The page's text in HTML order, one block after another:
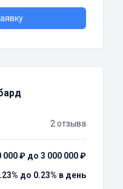
2 отзыва
000 ₽ до 3 000 000 ₽
до 0.23% в день